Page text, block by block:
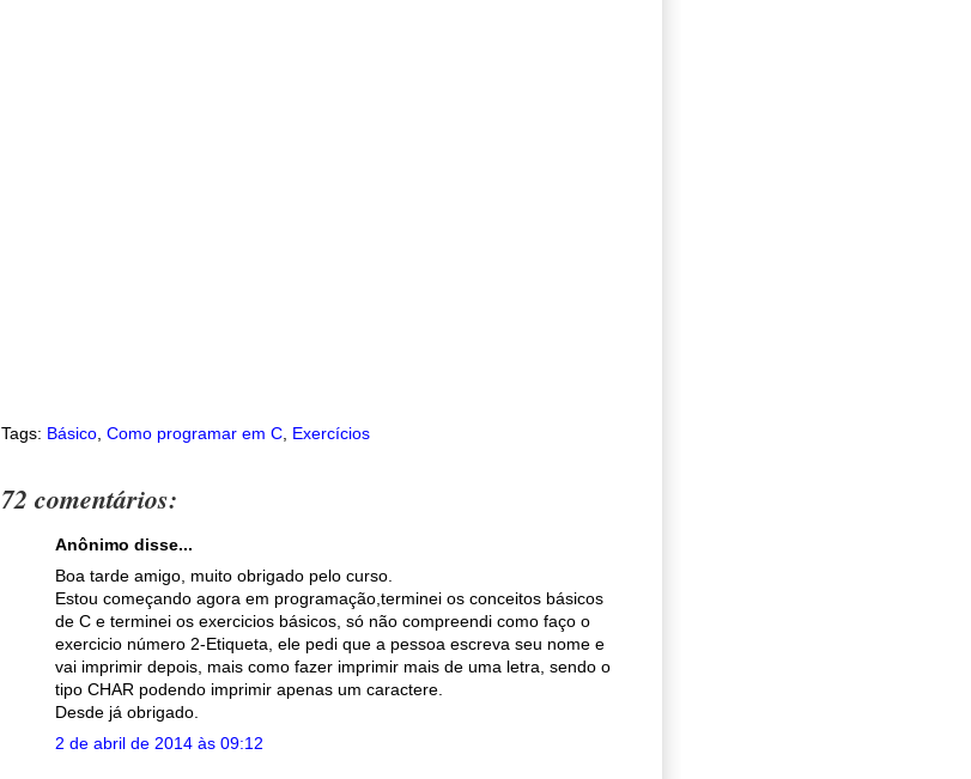
Tags: Básico Como programar em C Exercícios
72 comentários:
Anônimo disse...
Boa tarde amigo, muito obrigado pelo curso.
Estou começando agora em programação,terminei os conceitos básicos
de C e terminei os exercicios básicos, só não compreendi como faço o
exercicio número 2-Etiqueta, ele pedi que a pessoa escreva seu nome e
vai imprimir depois, mais como fazer imprimir mais de uma letra, sendo o
tipo CHAR podendo imprimir apenas um caractere.
Desde já obrigado.
2 de abril de 2014 às 09:12